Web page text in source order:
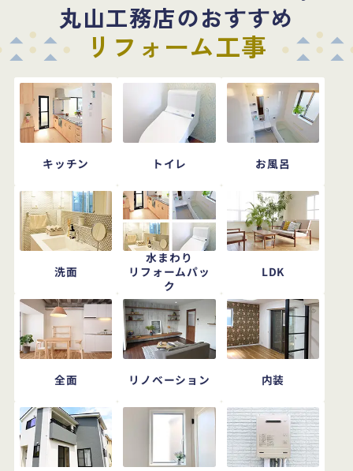
丸山工務店のおすすめ
リフォーム工事
キッチン トイレ お風呂
洗面
水まわり
リフォームパッ
ク
LDK
全面 リノベーション 内装